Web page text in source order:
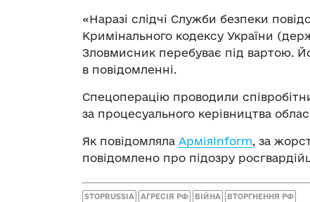
«Наразі слідчі Служби безпеки
Кримінального кодексу України
Зловмисник перебуває під вартою.
в повідомленні.
Спецоперацію проводили
за процесуального керівництва
Як повідомляла АрміяInform, за
повідомлено про підозру
STOPRUSSIA АГРЕСІЯ РФ ВІЙНА ВТОРГНЕННЯ РФ